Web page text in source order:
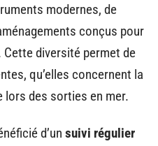
modernes, de
conçus pour
diversité permet de
qu’elles concernent la
lors des sorties en mer.
d’un suivi régulier